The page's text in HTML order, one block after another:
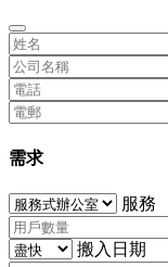
需求
服務
搬入日期